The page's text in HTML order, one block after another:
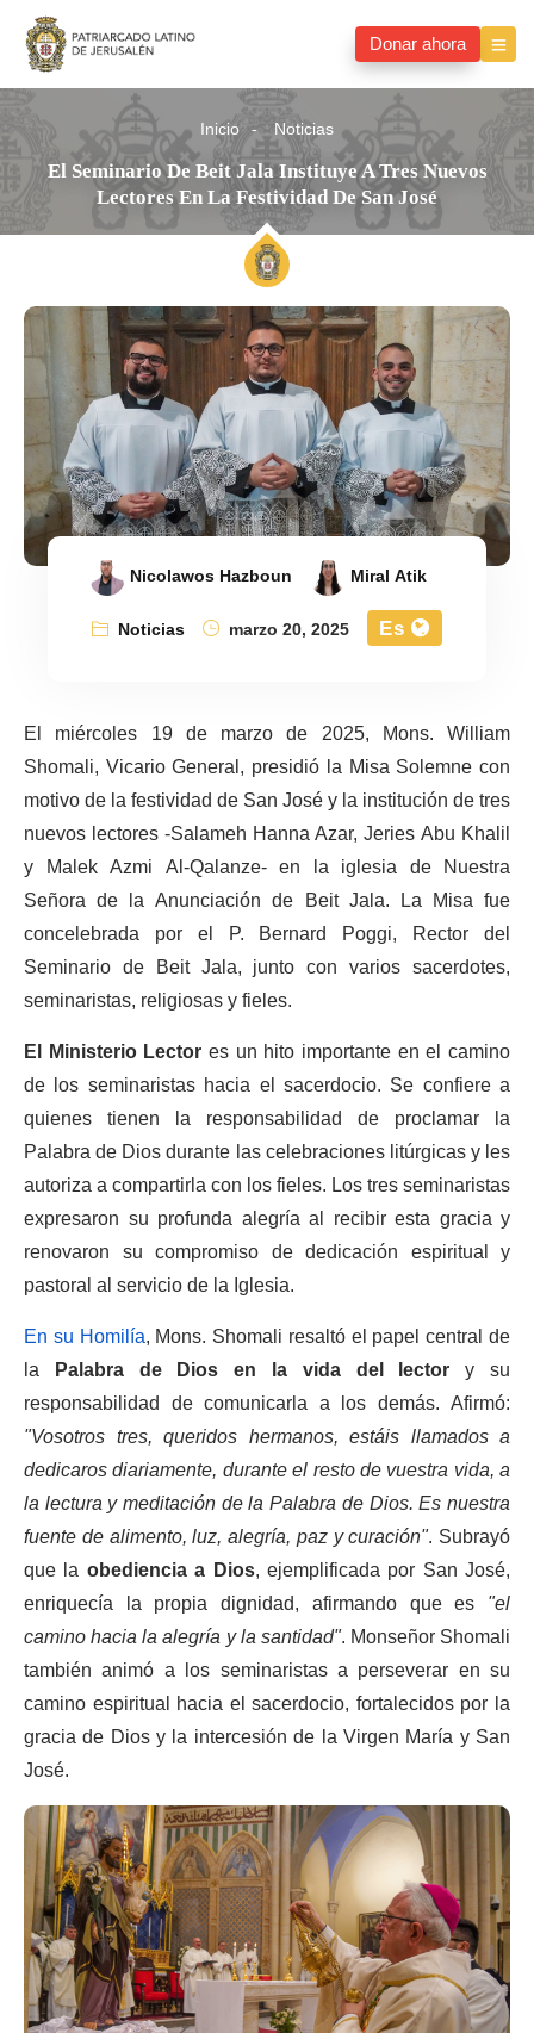
Donar ahora
Inicio Noticias
El Seminario De Beit Jala Instituye A Tres Nuevos
Lectores En La Festividad De San José
Nicolawos Hazboun
Miral Atik
Noticias
marzo 20, 2025 Es
El miércoles 19 de marzo de 2025, Mons. William
Shomali, Vicario General, presidió la Misa Solemne con
motivo de la festividad de San José y la institución de tres
nuevos lectores -Salameh Hanna Azar, Jeries Abu Khalil
y Malek Azmi Al-Qalanze- en la iglesia de Nuestra
Señora de la Anunciación de Beit Jala. La Misa fue
concelebrada por el P. Bernard Poggi, Rector del
Seminario de Beit Jala, junto con varios sacerdotes,
seminaristas, religiosas y fieles.
El Ministerio Lectores un hito importante en el camino
de los seminaristas hacia el sacerdocio. Se confiere a
quienes tienen la responsabilidad de proclamar la
Palabra de Dios durante las celebraciones litúrgicas y les
autoriza a compartirla con los fieles. Los tres seminaristas
expresaron su profunda alegría al recibir esta gracia y
renovaron su compromiso de dedicación espiritual y
pastoral al servicio de la Iglesia.
En su Homilía, Mons. Shomali resaltó el papel central de
la Palabra de Dios en la vida del lectory su
responsabilidad de comunicarla a los demás. Afirmó:
"Vosotros tres, queridos hermanos, estáis llamados a
dedicaros diariamente, durante el resto de vuestra vida, a
la lectura y meditación de la Palabra de Dios. Es nuestra
fuente de alimento, luz, alegría, paz y curación". Subrayó
que la obediencia a Dios, ejemplificada por San José,
enriquecía la propia dignidad, afirmando que es "el
camino hacia la alegría y la santidad".Monseñor Shomali
también animó a los seminaristas a perseverar en su
camino espiritual hacia el sacerdocio, fortalecidos por la
gracia de Dios y la intercesión de la Virgen María y San
José.